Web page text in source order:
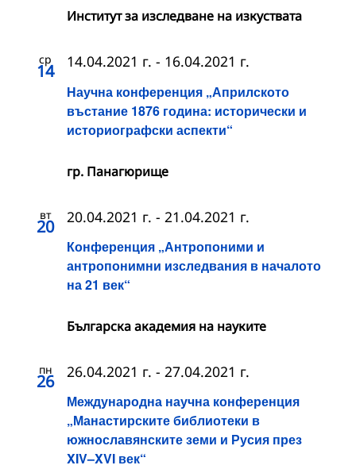
Институт за изследване на изкуствата
ср
14
Научна конференция „Априлското
въстание 1876 година: исторически и
историографски аспекти“
14.04.2021 г. - 16.04.2021 г.
гр. Панагюрище
вт
20
Конференция „Антропоними и
антропонимни изследвания в началото
на 21 век“
20.04.2021 г. - 21.04.2021 г.
Българска академия на науките
пн
26
Международна научна конференция
„Манастирските библиотеки в
южнославянските земи и Русия през
XIV–XVI век“
26.04.2021 г. - 27.04.2021 г.